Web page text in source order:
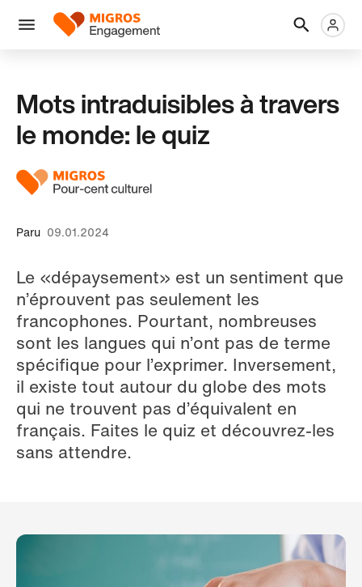
liens
tête
Menu
Logo
Mots intraduisibles à travers
le monde: le quiz
Paru 09.01.2024
Le «dépaysement» est un sentiment que
n’éprouvent pas seulement les
francophones. Pourtant, nombreuses
sont les langues qui n’ont pas de terme
spécifique pour l’exprimer. Inversement,
il existe tout autour du globe des mots
qui ne trouvent pas d’équivalent en
français. Faites le quiz et découvrez-les
sans attendre.